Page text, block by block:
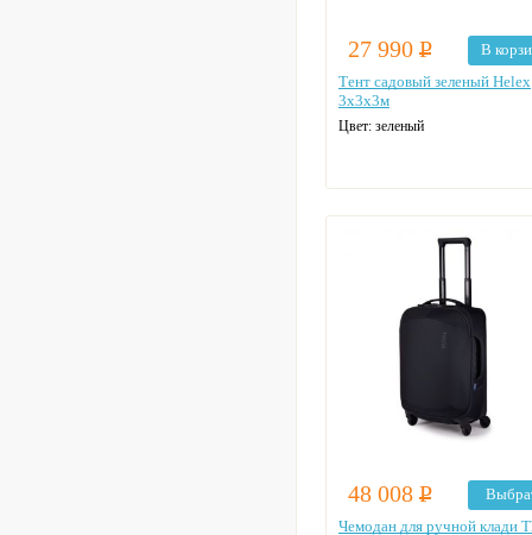
27 990 Р
В
Тент садовый зеленый Helex
3x3х3м
Цвет: зеленый
48 008 Р
Чемодан для ручной клади